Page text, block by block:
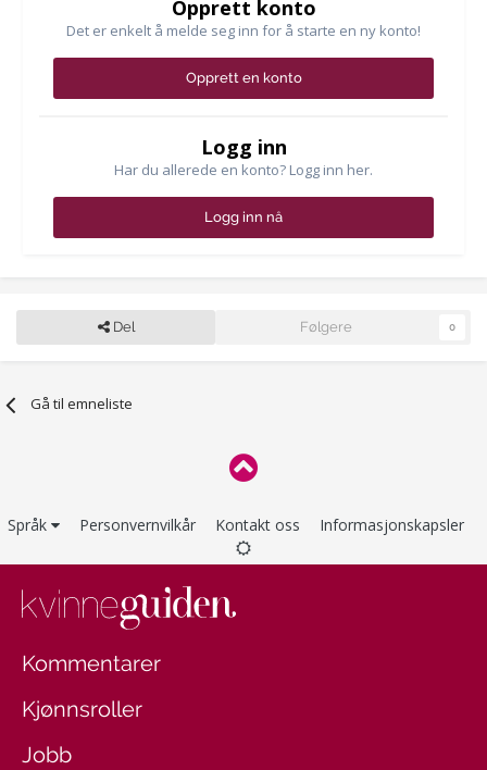
Opprett konto
Det er enkelt å melde seg inn for å starte en ny konto!
Opprett en konto
Logg inn
Har du allerede en konto? Logg inn her.
Logg inn nå
Del Følgere 0
Gå til emneliste
Språk Personvernvilkår Kontakt oss Informasjonskapsler
Kommentarer
Kjønnsroller
Jobb